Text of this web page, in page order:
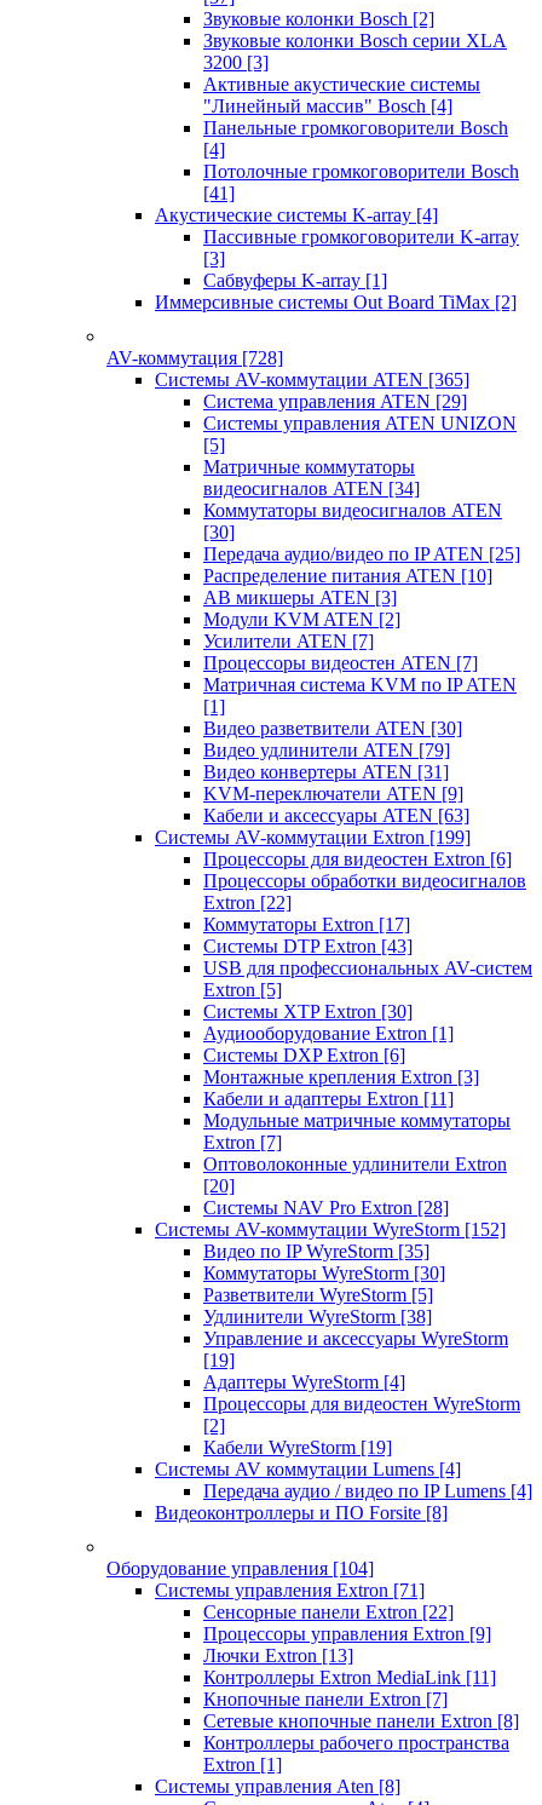
Звуковые колонки Bosch [2]
Звуковые колонки Bosch серии XLA
3200 [3]
Активные акустические системы
"Линейный массив" Bosch [4]
Панельные громкоговорители Bosch
[4]
Потолочные громкоговорители Bosch
[41]
Акустические системы K-array [4]
Пассивные громкоговорители K-array
[3]
Сабвуферы K-array [1]
Иммерсивные системы Out Board TiMax [2]
AV-коммутация [728]
Системы AV-коммутации ATEN [365]
Система управления ATEN [29]
Системы управления ATEN UNIZON
[5]
Матричные коммутаторы
видеосигналов ATEN [34]
Коммутаторы видеосигналов ATEN
[30]
Передача аудио/видео по IP ATEN [25]
Распределение питания ATEN [10]
АВ микшеры ATEN [3]
Модули KVM ATEN [2]
Усилители ATEN [7]
Процессоры видеостен ATEN [7]
Матричная система KVM по IP ATEN
[1]
Видео разветвители ATEN [30]
Видео удлинители ATEN [79]
Видео конвертеры ATEN [31]
KVM-переключатели ATEN [9]
Кабели и аксессуары ATEN [63]
Системы AV-коммутации Extron [199]
Процессоры для видеостен Extron [6]
Процессоры обработки видеосигналов
Extron [22]
Коммутаторы Extron [17]
Системы DTP Extron [43]
USB для профессиональных AV-систем
Extron [5]
Системы XTP Extron [30]
Аудиооборудование Extron [1]
Системы DXP Extron [6]
Монтажные крепления Extron [3]
Кабели и адаптеры Extron [11]
Модульные матричные коммутаторы
Extron [7]
Оптоволоконные удлинители Extron
[20]
Системы NAV Pro Extron [28]
Системы AV-коммутации WyreStorm [152]
Видео по IP WyreStorm [35]
Коммутаторы WyreStorm [30]
Разветвители WyreStorm [5]
Удлинители WyreStorm [38]
Управление и аксессуары WyreStorm
[19]
Адаптеры WyreStorm [4]
Процессоры для видеостен WyreStorm
[2]
Кабели WyreStorm [19]
Системы AV коммутации Lumens [4]
Передача аудио / видео по IP Lumens [4]
Видеоконтроллеры и ПО Forsite [8]
Оборудование управления [104]
Системы управления Extron [71]
Сенсорные панели Extron [22]
Процессоры управления Extron [9]
Лючки Extron [13]
Контроллеры Extron MediaLink [11]
Кнопочные панели Extron [7]
Сетевые кнопочные панели Extron [8]
Контроллеры рабочего пространства
Extron [1]
Системы управления Aten [8]